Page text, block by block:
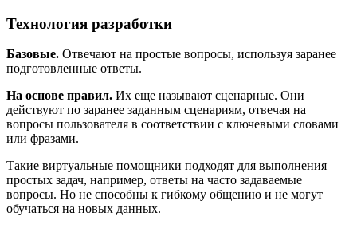
Технология разработки
Базовые. Отвечают на простые вопросы, используя заранее
подготовленные ответы.
На основе правил. Их еще называют сценарные. Они
действуют по заранее заданным сценариям, отвечая на
вопросы пользователя в соответствии с ключевыми словами
или фразами.
Такие виртуальные помощники подходят для выполнения
простых задач, например, ответы на часто задаваемые
вопросы. Но не способны к гибкому общению и не могут
обучаться на новых данных.